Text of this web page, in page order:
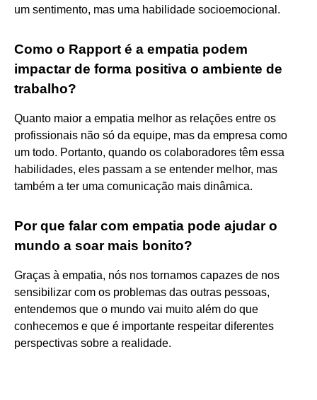
um sentimento, mas uma habilidade socioemocional.
Como o Rapport é a empatia podem
impactar de forma positiva o ambiente de
trabalho?
Quanto maior a empatia melhor as relações entre os
profissionais não só da equipe, mas da empresa como
um todo. Portanto, quando os colaboradores têm essa
habilidades, eles passam a se entender melhor, mas
também a ter uma comunicação mais dinâmica.
Por que falar com empatia pode ajudar o
mundo a soar mais bonito?
Graças à empatia, nós nos tornamos capazes de nos
sensibilizar com os problemas das outras pessoas,
entendemos que o mundo vai muito além do que
conhecemos e que é importante respeitar diferentes
perspectivas sobre a realidade.